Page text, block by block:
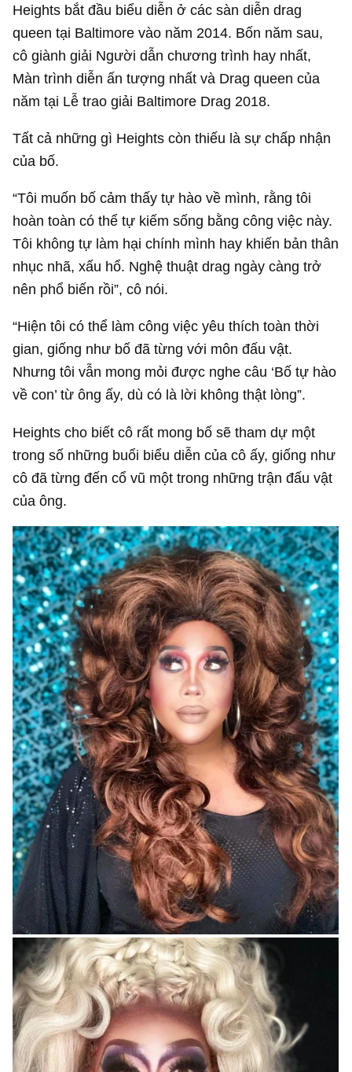
Heights bắt đầu biểu diễn ở các sàn diễn drag
queen tại Baltimore vào năm 2014. Bốn năm sau,
cô giành giải Người dẫn chương trình hay nhất,
Màn trình diễn ấn tượng nhất và Drag queen của
năm tại Lễ trao giải Baltimore Drag 2018.
Tất cả những gì Heights còn thiếu là sự chấp nhận
của bố.
“Tôi muốn bố cảm thấy tự hào về mình, rằng tôi
hoàn toàn có thể tự kiếm sống bằng công việc này.
Tôi không tự làm hại chính mình hay khiến bản thân
nhục nhã, xấu hổ. Nghệ thuật drag ngày càng trở
nên phổ biến rồi”, cô nói.
“Hiện tôi có thể làm công việc yêu thích toàn thời
gian, giống như bố đã từng với môn đấu vật.
Nhưng tôi vẫn mong mỏi được nghe câu ‘Bố tự hào
về con’ từ ông ấy, dù có là lời không thật lòng”.
Heights cho biết cô rất mong bố sẽ tham dự một
trong số những buổi biểu diễn của cô ấy, giống như
cô đã từng đến cổ vũ một trong những trận đấu vật
của ông.